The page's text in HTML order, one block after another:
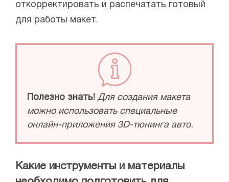
откорректировать и распечатать готовый
для работы макет.
Полезно знать! Для создания макета
можно использовать специальные
онлайн-приложения 3D-тюнинга авто.
Какие инструменты и материалы